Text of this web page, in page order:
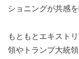
ショニングが共感
もともとエキスト
領やトランプ大統